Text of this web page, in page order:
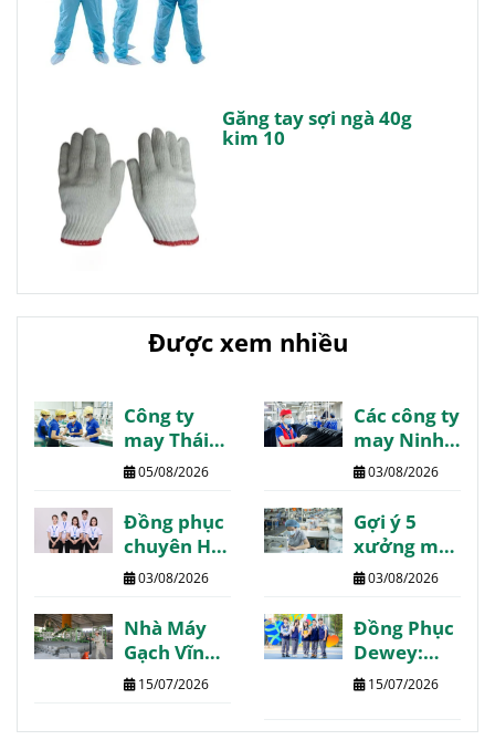
Găng tay sợi ngà 40g
kim 10
Được xem nhiều
Công ty
may Thái
Bình danh
review
chất lượng
05/08/2026
Các công ty
may Ninh
Bình giá tốt
review
03/08/2026
Đồng phục
chuyên Hạ
Long may
theo yêu
cầu
03/08/2026
Gợi ý 5
xưởng may
Phú Thọ
giá tốt giao
nhanh
03/08/2026
Nhà Máy
Gạch Vĩnh
Phúc:
chi tiết
15/07/2026
Đồng Phục
Dewey:
Trường
The Dewey
15/07/2026